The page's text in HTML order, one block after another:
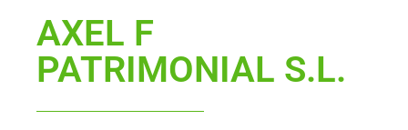
AXEL F
PATRIMONIAL S.L.